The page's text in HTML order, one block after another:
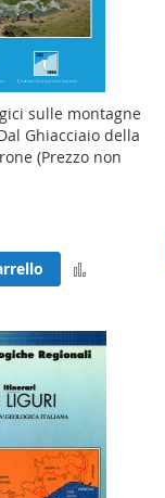
sulle montagne
Ghiacciaio della
(Prezzo non
confronto